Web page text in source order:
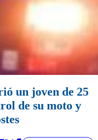
un joven de 25
de su moto y